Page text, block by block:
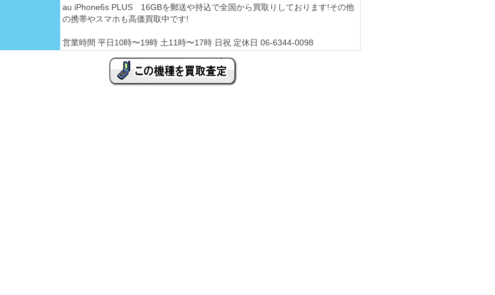
au iPhone6s PLUS 16GBを郵送や持込で全国から買取りしております!その他
の携帯やスマホも高価買取中です!
営業時間 平日10時〜19時 土11時〜17時 日祝 定休日 06-6344-0098